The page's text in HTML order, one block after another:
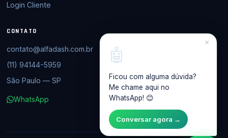
×
🤖
Ficou com alguma dúvida?
Me chame aqui no
WhatsApp! 😊
Conversar agora →
Login Cliente
CONTATO
contato@alfadash.com.br
(11) 94144-5959
São Paulo — SP
WhatsApp